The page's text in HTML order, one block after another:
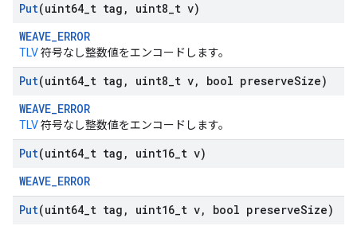
Put(uint64 t tag , uint8 t v)
WEAVE_ERROR
TLV符号なし整数値をエンコードします。
Put(uint64 t tag , uint8 t v, bool preserveSize)
WEAVE_ERROR
TLV符号なし整数値をエンコードします。
Put(uint64 t tag , uint16 t v)
WEAVE_ERROR
Put(uint64 t tag , uint16 t v, bool preserveSize)